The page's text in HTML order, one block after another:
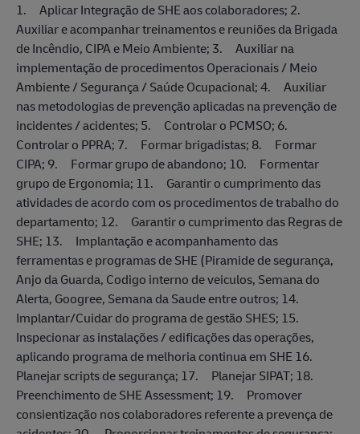
1. Aplicar Integração de SHE aos colaboradores; 2.
Auxiliar e acompanhar treinamentos e reuniões da Brigada
de Incêndio, CIPA e Meio Ambiente; 3. Auxiliar na
implementação de procedimentos Operacionais / Meio
Ambiente / Segurança / Saúde Ocupacional; 4. Auxiliar
nas metodologias de prevenção aplicadas na prevenção de
incidentes / acidentes; 5. Controlar o PCMSO; 6.
Controlar o PPRA; 7. Formar brigadistas; 8. Formar
CIPA; 9. Formar grupo de abandono; 10. Formentar
grupo de Ergonomia; 11. Garantir o cumprimento das
atividades de acordo com os procedimentos de trabalho do
departamento; 12. Garantir o cumprimento das Regras de
SHE; 13. Implantação e acompanhamento das
ferramentas e programas de SHE (Piramide de segurança,
Anjo da Guarda, Codigo interno de veiculos, Semana do
Alerta, Googree, Semana da Saude entre outros; 14.
Implantar/Cuidar do programa de gestão SHES; 15.
Inspecionar as instalações / edificações das operações,
aplicando programa de melhoria continua em SHE 16.
Planejar scripts de segurança; 17. Planejar SIPAT; 18.
Preenchimento de SHE Assessment; 19. Promover
consientização nos colaboradores referente a prevença de